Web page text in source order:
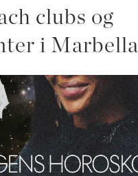
clubs og
i Marbella